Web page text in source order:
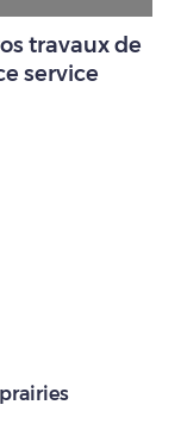
travaux de
service